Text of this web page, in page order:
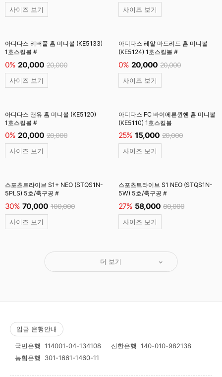
사이즈 보기 사이즈 보기
아디다스 리버풀 홈 미니볼 (KE5133)
1호스킬볼 #
0% 20,000 20,000
사이즈 보기
아디다스 레알 마드리드 홈 미니볼
(KE5124) 1호스킬볼 #
0% 20,000 20,000
사이즈 보기
아디다스 맨유 홈 미니볼 (KE5120)
1호스킬볼 #
0% 20,000 20,000
사이즈 보기
아디다스 FC 바이에른뮌헨 홈 미니볼
(KE5110) 1호스킬볼
25% 15,000 20,000
사이즈 보기
스포츠트라이브 S1+ NEO (STQS1N-
5PLS) 5호/축구공 #
30% 70,000 100,000
사이즈 보기
스포츠트라이브 S1 NEO (STQS1N-
5W) 5호/축구공 #
27% 58,000 80,000
사이즈 보기
더 보기
입금 은행안내
국민은행 114001-04-134108 신한은행 140-010-982138
농협은행 301-1661-1460-11